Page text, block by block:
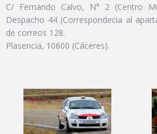
C/ Fernando Calvo, N° 2 (Centro
Despacho 44 (Correspondecia al
de correos 128.
Plasencia, 10600 (Cáceres).